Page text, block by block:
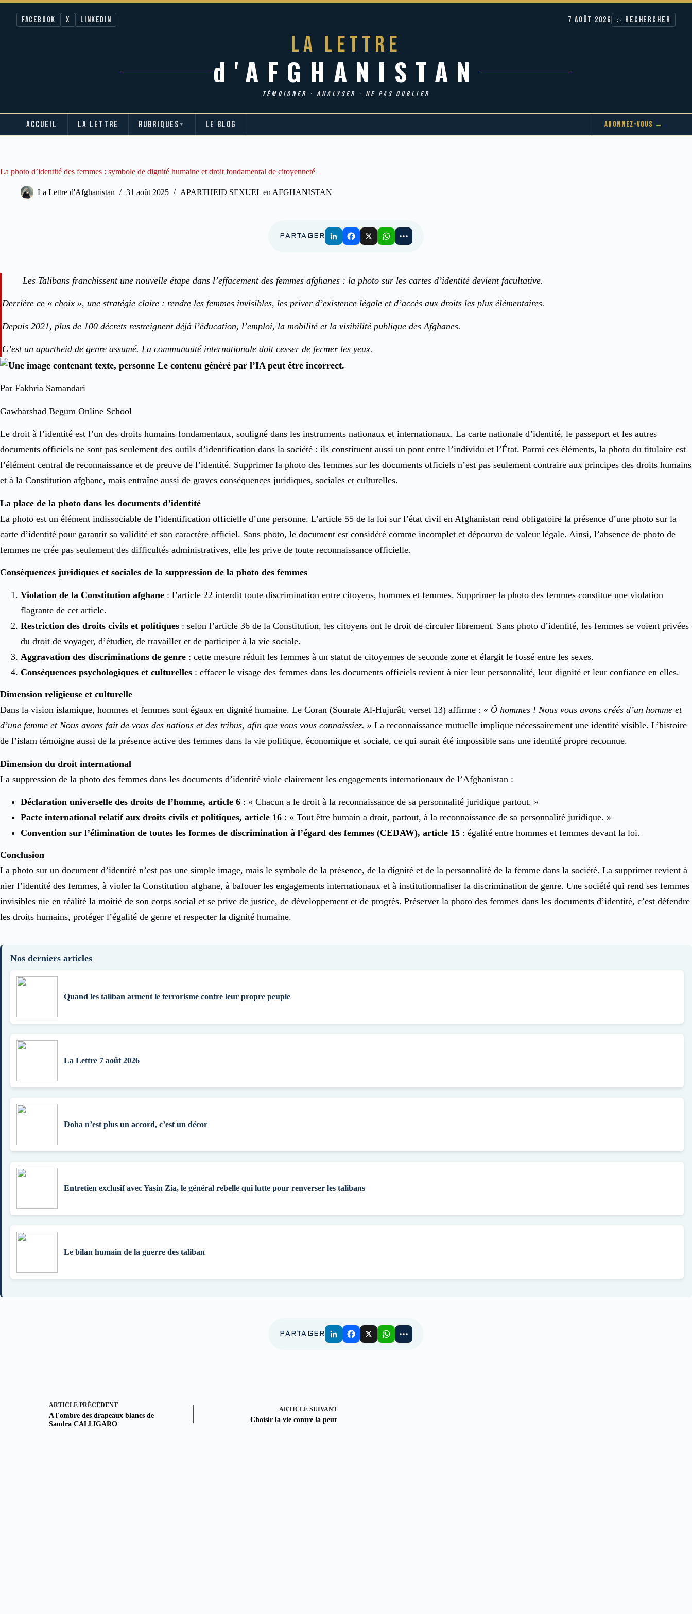
Facebook X LinkedIn 7 AOÛT 2026 ⌕ RECHERCHER
LA LETTRE
d'AFGHANISTAN
TÉMOIGNER · ANALYSER · NE PAS OUBLIER
ACCUEIL LA LETTRE RUBRIQUES ▼ LE BLOG ABONNEZ-VOUS →
La photo d’identité des femmes : symbole de dignité humaine et droit fondamental de citoyenneté
La Lettre d'Afghanistan 31 août 2025 APARTHEID SEXUEL en AFGHANISTAN
PARTAGER
Les Talibans franchissent une nouvelle étape dans l’effacement des femmes afghanes : la photo sur les cartes d’identité devient facultative.
Derrière ce « choix », une stratégie claire : rendre les femmes invisibles, les priver d’existence légale et d’accès aux droits les plus élémentaires.
Depuis 2021, plus de 100 décrets restreignent déjà l’éducation, l’emploi, la mobilité et la visibilité publique des Afghanes.
C’est un apartheid de genre assumé. La communauté internationale doit cesser de fermer les yeux.
Par Fakhria Samandari
Gawharshad Begum Online School
Le droit à l’identité est l’un des droits humains fondamentaux, souligné dans les instruments nationaux et internationaux. La carte nationale d’identité, le passeport et les autres
documents officiels ne sont pas seulement des outils d’identification dans la société : ils constituent aussi un pont entre l’individu et l’État. Parmi ces éléments, la photo du titulaire est
l’élément central de reconnaissance et de preuve de l’identité. Supprimer la photo des femmes sur les documents officiels n’est pas seulement contraire aux principes des droits humains
et à la Constitution afghane, mais entraîne aussi de graves conséquences juridiques, sociales et culturelles.
La place de la photo dans les documents d’identité
La photo est un élément indissociable de l’identification officielle d’une personne. L’article 55 de la loi sur l’état civil en Afghanistan rend obligatoire la présence d’une photo sur la
carte d’identité pour garantir sa validité et son caractère officiel. Sans photo, le document est considéré comme incomplet et dépourvu de valeur légale. Ainsi, l’absence de photo de
femmes ne crée pas seulement des difficultés administratives, elle les prive de toute reconnaissance officielle.
Conséquences juridiques et sociales de la suppression de la photo des femmes
Violation de la Constitution afghane : l’article 22 interdit toute discrimination entre citoyens, hommes et femmes. Supprimer la photo des femmes constitue une violation
flagrante de cet article.
Restriction des droits civils et politiques : selon l’article 36 de la Constitution, les citoyens ont le droit de circuler librement. Sans photo d’identité, les femmes se voient privées
du droit de voyager, d’étudier, de travailler et de participer à la vie sociale.
Aggravation des discriminations de genre : cette mesure réduit les femmes à un statut de citoyennes de seconde zone et élargit le fossé entre les sexes.
Conséquences psychologiques et culturelles : effacer le visage des femmes dans les documents officiels revient à nier leur personnalité, leur dignité et leur confiance en elles.
Dimension religieuse et culturelle
Dans la vision islamique, hommes et femmes sont égaux en dignité humaine. Le Coran (Sourate Al-Hujurât, verset 13) affirme : « Ô hommes ! Nous vous avons créés d’un homme et
d’une femme et Nous avons fait de vous des nations et des tribus, afin que vous vous connaissiez. » La reconnaissance mutuelle implique nécessairement une identité visible. L’histoire
de l’islam témoigne aussi de la présence active des femmes dans la vie politique, économique et sociale, ce qui aurait été impossible sans une identité propre reconnue.
Dimension du droit international
La suppression de la photo des femmes dans les documents d’identité viole clairement les engagements internationaux de l’Afghanistan :
Déclaration universelle des droits de l’homme, article 6 : « Chacun a le droit à la reconnaissance de sa personnalité juridique partout. »
Pacte international relatif aux droits civils et politiques, article 16 : « Tout être humain a droit, partout, à la reconnaissance de sa personnalité juridique. »
Convention sur l’élimination de toutes les formes de discrimination à l’égard des femmes (CEDAW), article 15 : égalité entre hommes et femmes devant la loi.
Conclusion
La photo sur un document d’identité n’est pas une simple image, mais le symbole de la présence, de la dignité et de la personnalité de la femme dans la société. La supprimer revient à
nier l’identité des femmes, à violer la Constitution afghane, à bafouer les engagements internationaux et à institutionnaliser la discrimination de genre. Une société qui rend ses femmes
invisibles nie en réalité la moitié de son corps social et se prive de justice, de développement et de progrès. Préserver la photo des femmes dans les documents d’identité, c’est défendre
les droits humains, protéger l’égalité de genre et respecter la dignité humaine.
Nos derniers articles
Quand les taliban arment le terrorisme contre leur propre peuple
La Lettre 7 août 2026
Doha n’est plus un accord, c’est un décor
Entretien exclusif avec Yasin Zia, le général rebelle qui lutte pour renverser les talibans
Le bilan humain de la guerre des taliban
PARTAGER
ARTICLE PRÉCÉDENT
A l'ombre des drapeaux blancs de
Sandra CALLIGARO
ARTICLE SUIVANT
Choisir la vie contre la peur